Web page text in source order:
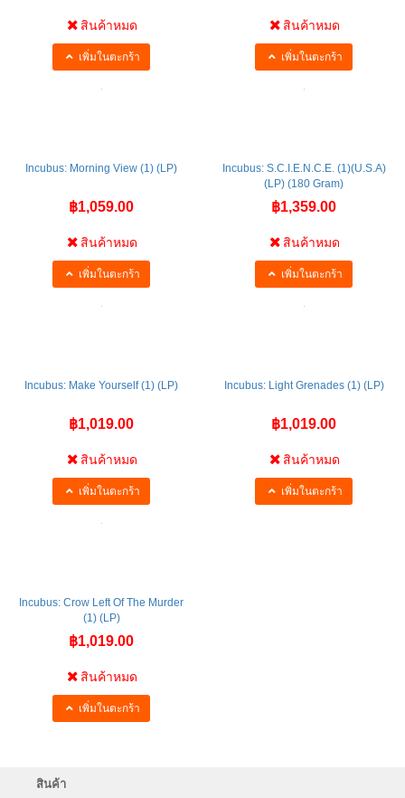
สินค้าหมด
เพิ่มในตะกร้า
สินค้าหมด
เพิ่มในตะกร้า
Incubus: Morning View (1) (LP)
฿1,059.00
สินค้าหมด
เพิ่มในตะกร้า
Incubus: S.C.I.E.N.C.E. (1)(U.S.A)
(LP) (180 Gram)
฿1,359.00
สินค้าหมด
เพิ่มในตะกร้า
Incubus: Make Yourself (1) (LP)
฿1,019.00
สินค้าหมด
เพิ่มในตะกร้า
Incubus: Light Grenades (1) (LP)
฿1,019.00
สินค้าหมด
เพิ่มในตะกร้า
Incubus: Crow Left Of The Murder
(1) (LP)
฿1,019.00
สินค้าหมด
เพิ่มในตะกร้า
สินค้า